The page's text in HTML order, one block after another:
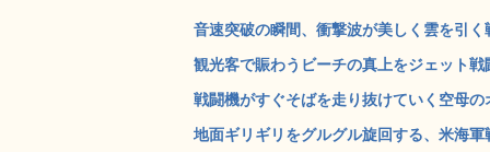
音速突破の瞬間、衝撃波が美しく雲を引
観光客で賑わうビーチの真上をジェット
戦闘機がすぐそばを走り抜けていく空母
地面ギリギリをグルグル旋回する、米海